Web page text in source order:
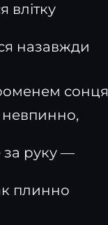
влітку
назавжди
сонця
за руку —
плинно